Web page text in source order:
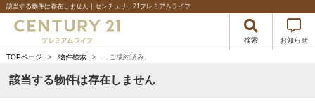
該当する物件は存在しません｜センチュリー21プレミアムライフ
検索 お知らせ
TOPページ > 物件検索 > - ご成約済み
該当する物件は存在しません